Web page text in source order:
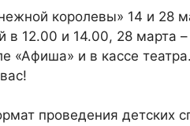
королевы» 14 и 28
в 12.00 и 14.00, 28 марта
«Афиша» и в кассе
проведения детских